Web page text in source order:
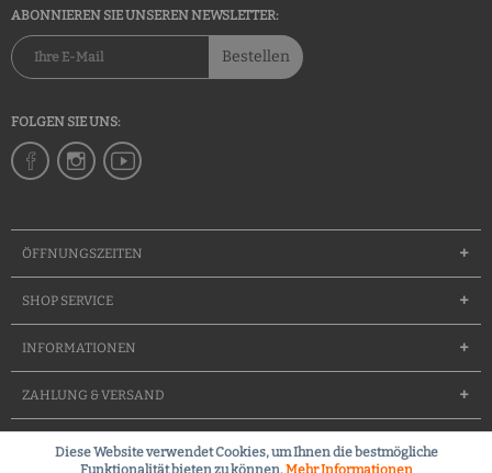
ABONNIEREN SIE UNSEREN NEWSLETTER:
Bestellen
FOLGEN SIE UNS:
ÖFFNUNGSZEITEN
SHOP SERVICE
INFORMATIONEN
ZAHLUNG & VERSAND
Groessentabelle Team Waffenfuererschein Kontakt
Diese Website verwendet Cookies, um Ihnen die bestmögliche
Funktionalität bieten zu können. Mehr Informationen